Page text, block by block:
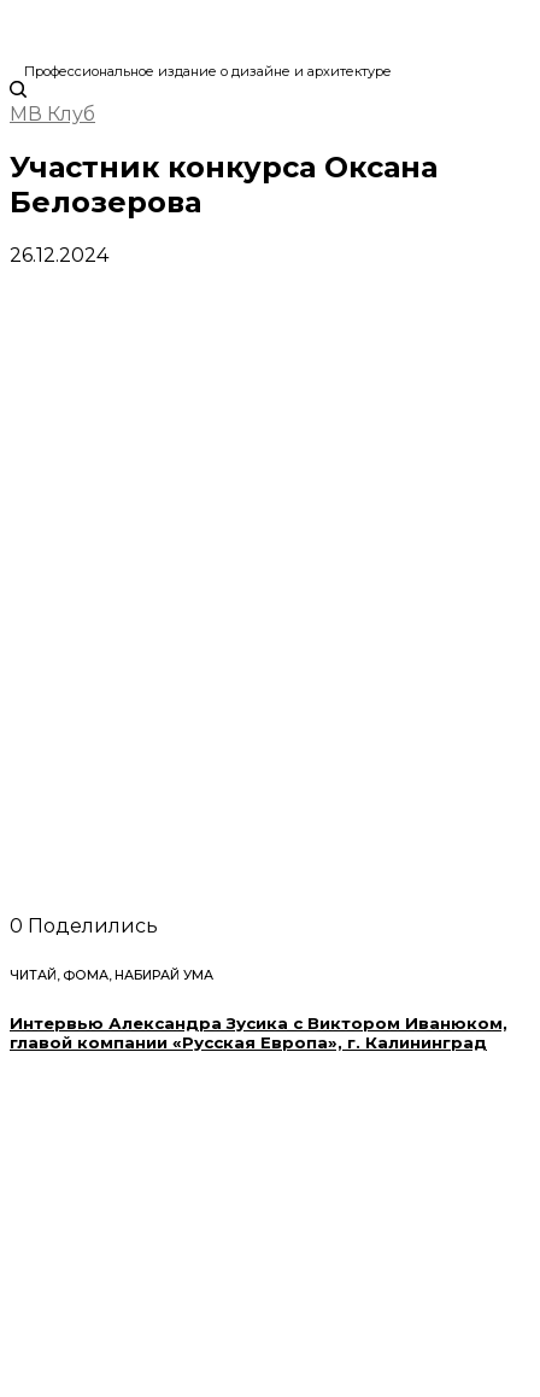
Профессиональное издание о дизайне и архитектуре
МВ Клуб
Участник конкурса Оксана
Белозерова
26.12.2024
0 Поделились
ЧИТАЙ, ФОМА, НАБИРАЙ УМА
Интервью Александра Зусика с Виктором Иванюком,
главой компании «Русская Европа», г. Калининград